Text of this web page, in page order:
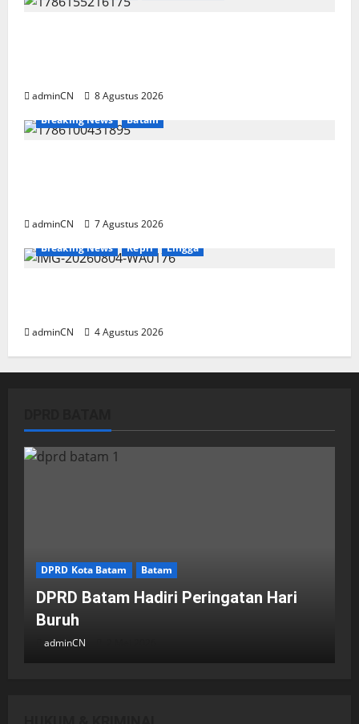
adminCN
8 Agustus 2026
Breaking News
Batam
adminCN
7 Agustus 2026
Breaking News
Kepri Lingga
adminCN 4 Agustus 2026
DPRD Kota Batam Batam
DPRD Batam Hadiri Peringatan Hari
Buruh
adminCN